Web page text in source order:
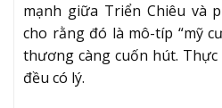
mạnh giữa Triển Chiêu và
cho rằng đó là mô-típ “mỹ
thương càng cuốn hút. Thực
đều có lý.